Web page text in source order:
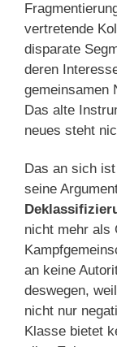
vertretende
disparate
deren
gemeinsamen
Das alte
neues steht
Das an sich
seine
nicht mehr als
an keine
deswegen,
nicht nur
Klasse bietet